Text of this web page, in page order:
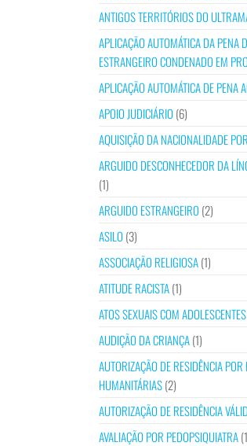
ANTIGOS TERRITÓRIOS DO
APLICAÇÃO AUTOMÁTICA DA PENA
ESTRANGEIRO CONDENADO EM
APLICAÇÃO AUTOMÁTICA DE PENA
APOIO JUDICIÁRIO (6)
AQUISIÇÃO DA NACIONALIDADE
ARGUIDO DESCONHECEDOR DA
(1)
ARGUIDO ESTRANGEIRO (2)
ASILO (3)
ASSOCIAÇÃO RELIGIOSA(1)
ATITUDE RACISTA(1)
ATOS SEXUAIS COM ADOLESCENTES
AUDIÇÃO DA CRIANÇA(1)
AUTORIZAÇÃO DE RESIDÊNCIA POR
HUMANITÁRIAS(2)
AUTORIZAÇÃO DE RESIDÊNCIA
AVALIAÇÃO POR PEDOPSIQUIATRA